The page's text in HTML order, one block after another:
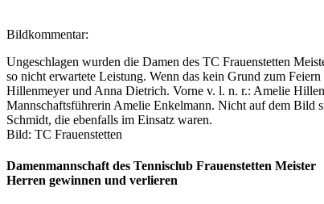
Bildkommentar:
Ungeschlagen wurden die Damen des TC Frauenstetten
so nicht erwartete Leistung. Wenn das kein Grund zum
Hillenmeyer und Anna Dietrich. Vorne v. l. n. r.: Amelie
Mannschaftsführerin Amelie Enkelmann. Nicht auf dem Bild
Schmidt, die ebenfalls im Einsatz waren.
Bild: TC Frauenstetten
Damenmannschaft des Tennisclub Frauenstetten Meister
Herren gewinnen und verlieren